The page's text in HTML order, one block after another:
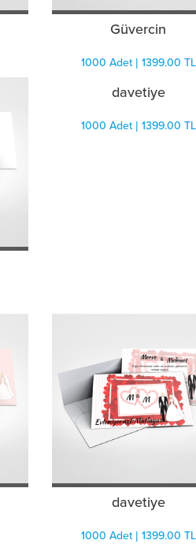
Güvercin
1000 Adet | 1399.00 TL
davetiye
1000 Adet | 1399.00 TL
davetiye
1000 Adet | 1399.00 TL